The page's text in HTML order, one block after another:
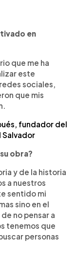
en
que me ha
este
sociales,
que mis
fundador del
Salvador
obra?
y de la historia
a nuestros
sentido mi
sino en el
no pensar a
tenemos que
personas